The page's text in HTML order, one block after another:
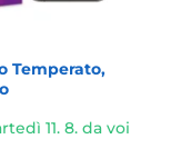
Temperato,
11. 8. da voi